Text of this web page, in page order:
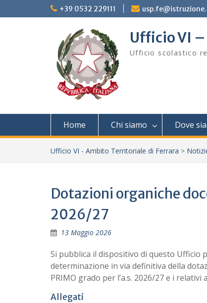
to
+39 0532 229111
Ufficio VI
Ufficio scolastico
Home Chi siamo Dove
Ufficio VI - Ambito Territoriale di Ferrara >
Dotazioni organiche
2026/27
13 Maggio 2026
Si pubblica il dispositivo di questo Ufficio
determinazione in via definitiva della
PRIMO grado per l’a.s. 2026/27 e i relativi
Allegati